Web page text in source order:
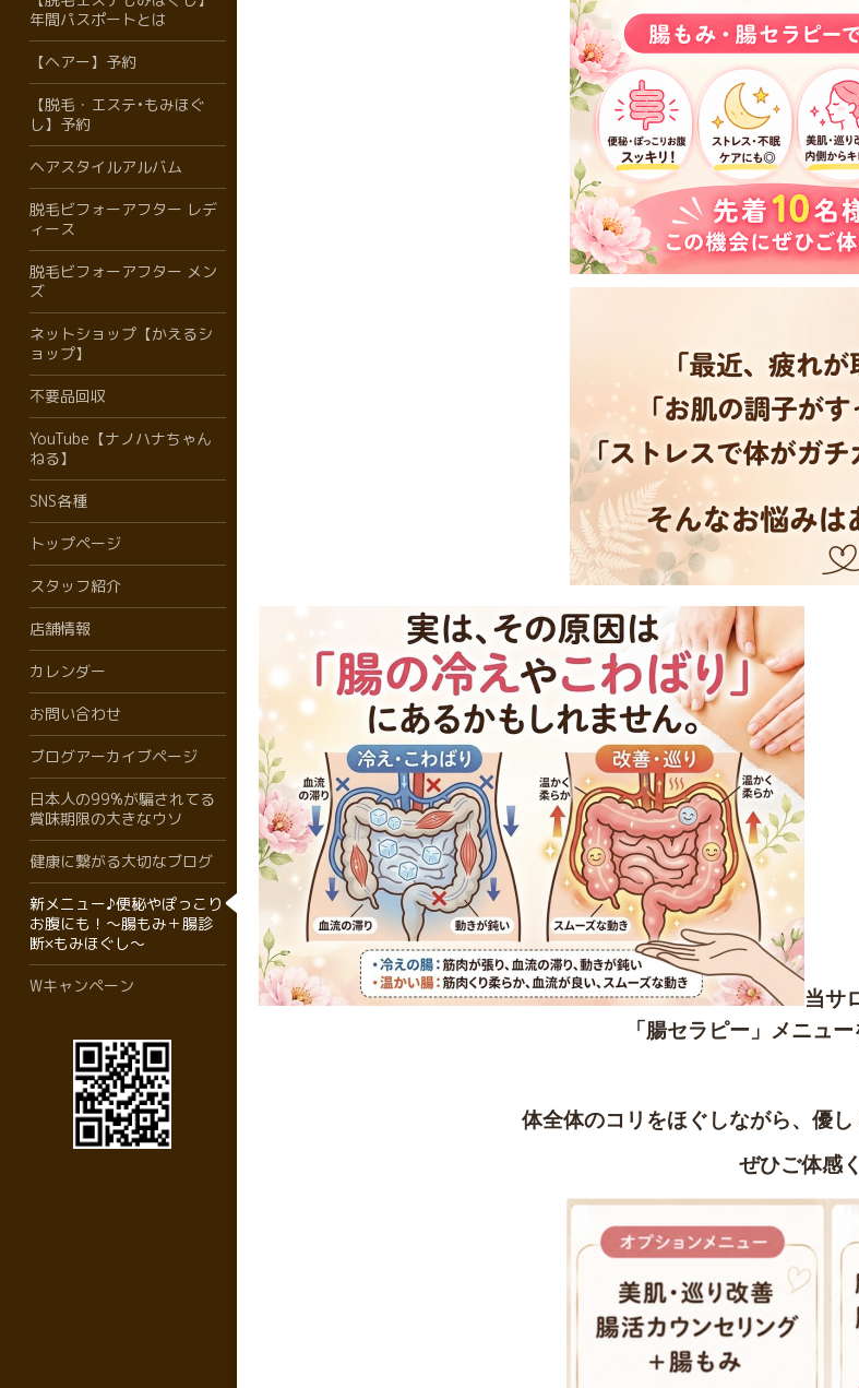
当サ
「腸セラピー」メニュ
体全体のコリをほぐしながら、優し
ぜひご体感
年間パスポートとは
【ヘアー】予約
【脱毛・エステ•もみほぐ
し】予約
ヘアスタイルアルバム
脱毛ビフォーアフター レデ
ィース
脱毛ビフォーアフター メン
ズ
ネットショップ【かえるシ
ョップ】
不要品回収
YouTube【ナノハナちゃん
ねる】
SNS各種
トップページ
スタッフ紹介
店舗情報
カレンダー
お問い合わせ
ブログアーカイブページ
日本人の99%が騙されてる
賞味期限の大きなウソ
健康に繋がる大切なブログ
新メニュー♪便秘やぽっこり
お腹にも！〜腸もみ＋腸診
断×もみほぐし〜
Wキャンペーン